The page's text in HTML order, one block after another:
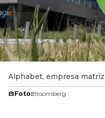
Alphabet, empresa matriz
Foto:Bloomberg